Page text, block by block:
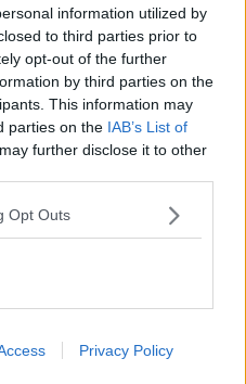
information utilized by
to third parties prior to
opt-out of the further
by third parties on the
This information may
parties on the IAB’s List of
further disclose it to other
Opt Outs
Privacy Policy
hogyRómába12
Párizsba15
százalékkal, míg
lettek alacsonyabbak
arra hívta
úti célok
tendenciák figyelhetők
jelentős